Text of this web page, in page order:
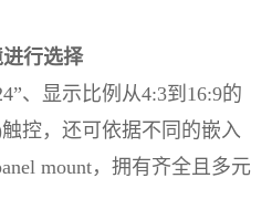
行选择
、显示比例从4:3到16:9的
控，还可依据不同的嵌入
mount，拥有齐全且多元